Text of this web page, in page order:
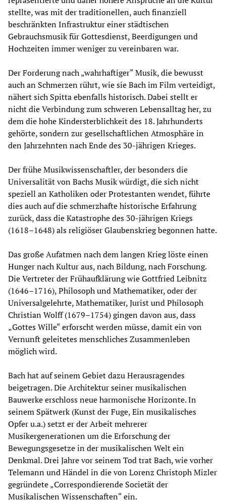
stellte, was mit der traditionellen, auch finanziell
beschränkten Infrastruktur einer städtischen
Gebrauchsmusik für Gottesdienst, Beerdigungen und
Hochzeiten immer weniger zu vereinbaren war.
Der Forderung nach „wahrhaftiger“ Musik, die bewusst
auch an Schmerzen rührt, wie sie Bach im Film verteidigt,
nähert sich Spitta ebenfalls historisch. Dabei stellt er
nicht die Verbindung zum schweren Lebensalltag her, zu
dem die hohe Kindersterblichkeit des 18. Jahrhunderts
gehörte, sondern zur gesellschaftlichen Atmosphäre in
den Jahrzehnten nach Ende des 30-jährigen Krieges.
Der frühe Musikwissenschaftler, der besonders die
Universalität von Bachs Musik würdigt, die sich nicht
speziell an Katholiken oder Protestanten wendet, führte
dies auch auf die schmerzhafte historische Erfahrung
zurück, dass die Katastrophe des 30-jährigen Kriegs
(1618–1648) als religiöser Glaubenskrieg begonnen hatte.
Das große Aufatmen nach dem langen Krieg löste einen
Hunger nach Kultur aus, nach Bildung, nach Forschung.
Die Vertreter der Frühaufklärung wie Gottfried Leibnitz
(1646–1716), Philosoph und Mathematiker, oder der
Universalgelehrte, Mathematiker, Jurist und Philosoph
Christian Wolff (1679–1754) gingen davon aus, dass
„Gottes Wille“ erforscht werden müsse, damit ein von
Vernunft geleitetes menschliches Zusammenleben
möglich wird.
Bach hat auf seinem Gebiet dazu Herausragendes
beigetragen. Die Architektur seiner musikalischen
Bauwerke erschloss neue harmonische Horizonte. In
seinem Spätwerk (Kunst der Fuge, Ein musikalisches
Opfer u.a.) setzt er der Arbeit mehrerer
Musikergenerationen um die Erforschung der
Bewegungsgesetze in der musikalischen Welt ein
Denkmal. Drei Jahre vor seinem Tod trat Bach, wie vorher
Telemann und Händel in die von Lorenz Christoph Mizler
gegründete „Correspondierende Societät der
Musikalischen Wissenschaften“ ein.